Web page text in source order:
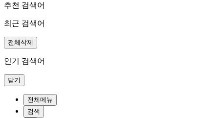
추천 검색어
최근 검색어
전체삭제
인기 검색어
닫기
전체메뉴
검색